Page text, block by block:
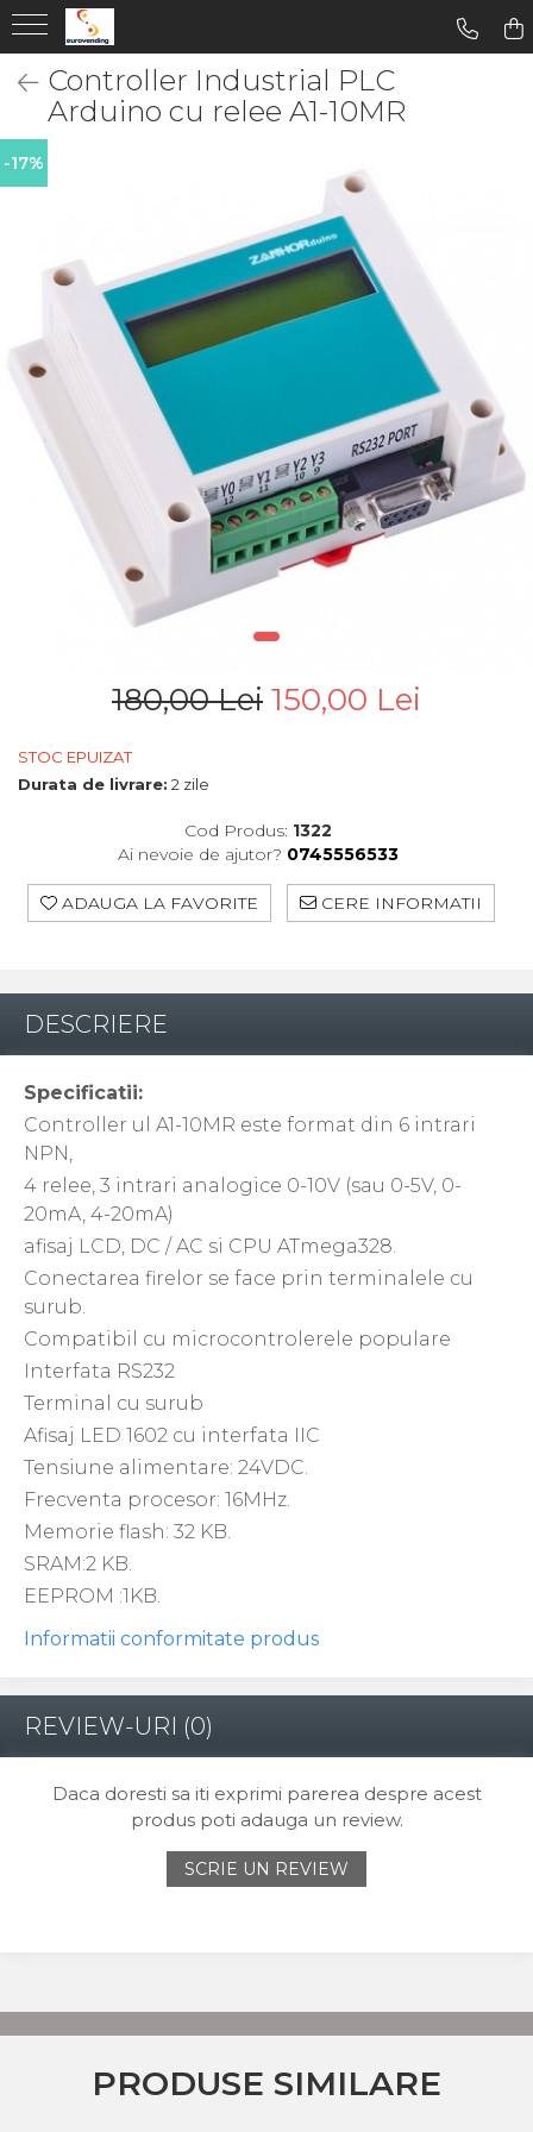
Controller Industrial PLC
Arduino cu relee A1-10MR
-17%
180,00 Lei 150,00 Lei
STOC EPUIZAT
Durata de livrare: 2 zile
Cod Produs: 1322
Ai nevoie de ajutor? 0745556533
ADAUGA LA FAVORITE CERE INFORMATII
DESCRIERE
Specificatii:
Controller ul A1-10MR este format din 6 intrari
NPN,
4 relee, 3 intrari analogice 0-10V (sau 0-5V, 0-
20mA, 4-20mA)
afisaj LCD, DC / AC si CPU ATmega328.
Conectarea firelor se face prin terminalele cu
surub.
Compatibil cu microcontrolerele populare
Interfata RS232
Terminal cu surub
Afisaj LED 1602 cu interfata IIC
Tensiune alimentare: 24VDC.
Frecventa procesor: 16MHz.
Memorie flash: 32 KB.
SRAM:2 KB.
EEPROM :1KB.
Informatii conformitate produs
REVIEW-URI (0)
Daca doresti sa iti exprimi parerea despre acest
produs poti adauga un review.
SCRIE UN REVIEW
PRODUSE SIMILARE